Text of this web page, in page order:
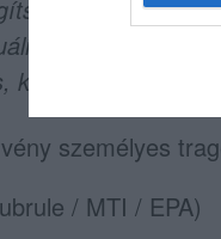
személyes
/ MTI / EPA)